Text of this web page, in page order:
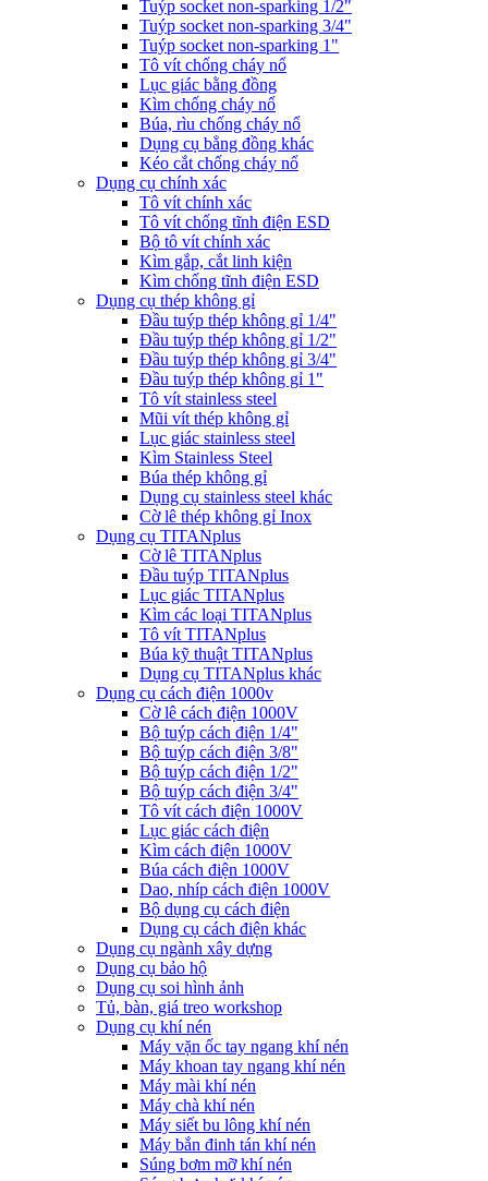
Tuýp socket non-sparking 1/2"
Tuýp socket non-sparking 3/4"
Tuýp socket non-sparking 1"
Tô vít chống cháy nổ
Lục giác bằng đồng
Kìm chống cháy nổ
Búa, rìu chống cháy nổ
Dụng cụ bẳng đồng khác
Kéo cắt chống cháy nổ
Dụng cụ chính xác
Tô vít chính xác
Tô vít chống tĩnh điện ESD
Bộ tô vít chính xác
Kìm gắp, cắt linh kiện
Kìm chống tĩnh điện ESD
Dụng cụ thép không gỉ
Đầu tuýp thép không gỉ 1/4"
Đầu tuýp thép không gỉ 1/2"
Đầu tuýp thép không gỉ 3/4"
Đầu tuýp thép không gỉ 1"
Tô vít stainless steel
Mũi vít thép không gỉ
Lục giác stainless steel
Kìm Stainless Steel
Búa thép không gỉ
Dụng cụ stainless steel khác
Cờ lê thép không gỉ Inox
Dụng cụ TITANplus
Cờ lê TITANplus
Đầu tuýp TITANplus
Lục giác TITANplus
Kìm các loại TITANplus
Tô vít TITANplus
Búa kỹ thuật TITANplus
Dụng cụ TITANplus khác
Dụng cụ cách điện 1000v
Cờ lê cách điện 1000V
Bộ tuýp cách điện 1/4"
Bộ tuýp cách điện 3/8"
Bộ tuýp cách điện 1/2"
Bộ tuýp cách điện 3/4"
Tô vít cách điện 1000V
Lục giác cách điện
Kìm cách điện 1000V
Búa cách điện 1000V
Dao, nhíp cách điện 1000V
Bộ dụng cụ cách điện
Dụng cụ cách điện khác
Dụng cụ ngành xây dựng
Dụng cụ bảo hộ
Dụng cụ soi hình ảnh
Tủ, bàn, giá treo workshop
Dụng cụ khí nén
Máy vặn ốc tay ngang khí nén
Máy khoan tay ngang khí nén
Máy mài khí nén
Máy chà khí nén
Máy siết bu lông khí nén
Máy bắn đinh tán khí nén
Súng bơm mỡ khí nén